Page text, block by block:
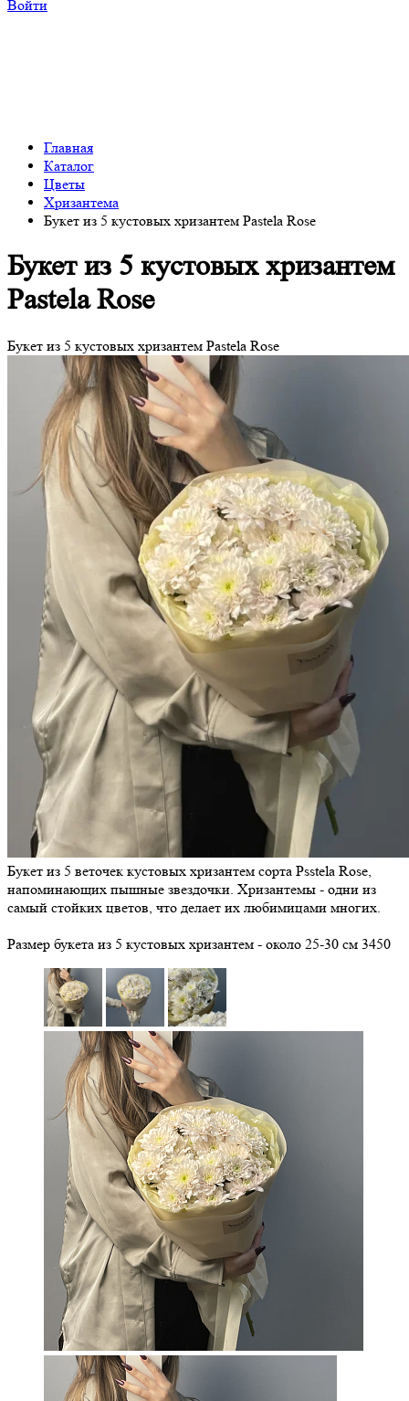
Войти
Главная
Каталог
Цветы
Хризантема
Букет из 5 кустовых хризантем Pastela Rose
Букет из 5 кустовых хризантем
Pastela Rose
Букет из 5 кустовых хризантем Pastela Rose
Букет из 5 веточек кустовых хризантем сорта Psstela Rose,
напоминающих пышные звездочки. Хризантемы - одни из
самый стойких цветов, что делает их любимицами многих.
Размер букета из 5 кустовых хризантем - около 25-30 см 3450